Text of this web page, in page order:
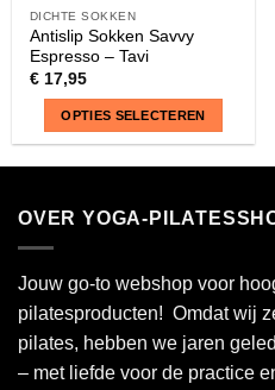
DICHTE SOKKEN
Antislip Sokken Savvy
Espresso – Tavi
€17,95
OPTIES SELECTEREN
meerdere
variaties.
Deze
optie
gekozen
worden
OVER YOGA-
Jouw go-to webshop voor
pilatesproducten! Omdat wij
pilates, hebben we jaren
– met liefde voor de practice